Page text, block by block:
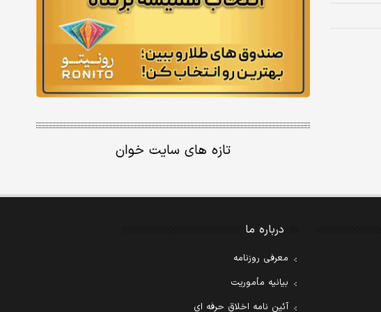
تازه های سایت خوان
درباره ما
معرفی روزنامه
بیانیه مأموریت
آئین نامه اخلاق حرفه ای